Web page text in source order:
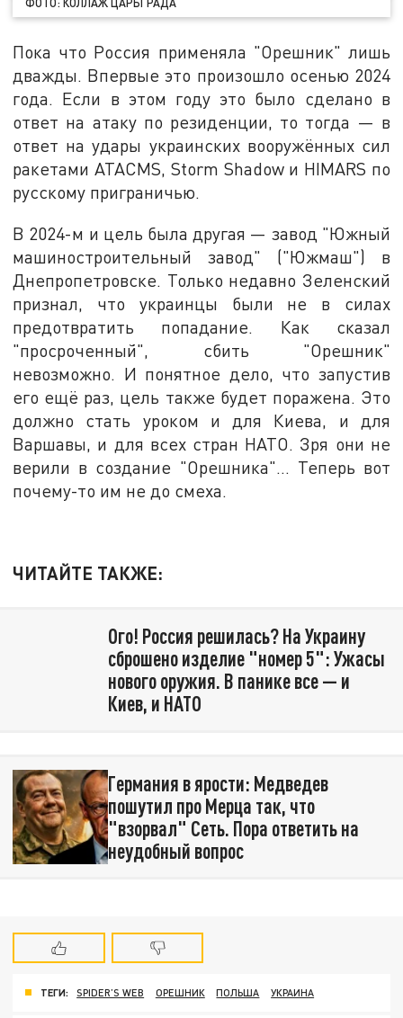
Пока что Россия применяла "Орешник" лишь
дважды. Впервые это произошло осенью 2024
года. Если в этом году это было сделано в
ответ на атаку по резиденции, то тогда — в
ответ на удары украинских вооружённых сил
ракетами ATACMS, Storm Shadow и HIMARS по
русскому приграничью.
В 2024-м и цель была другая — завод "Южный
машиностроительный завод" ("Южмаш") в
Днепропетровске. Только недавно Зеленский
признал, что украинцы были не в силах
предотвратить попадание. Как сказал
"просроченный", сбить "Орешник"
невозможно. И понятное дело, что запустив
его ещё раз, цель также будет поражена. Это
должно стать уроком и для Киева, и для
Варшавы, и для всех стран НАТО. Зря они не
верили в создание "Орешника"… Теперь вот
почему-то им не до смеха.
ЧИТАЙТЕ ТАКЖЕ:
Ого! Россия решилась? На Украину
сброшено изделие "номер 5": Ужасы
нового оружия. В панике все — и
Киев, и НАТО
Германия в ярости: Медведев
пошутил про Мерца так, что
"взорвал" Сеть. Пора ответить на
неудобный вопрос
ТЕГИ: SPIDER’S WEB ОРЕШНИК ПОЛЬША УКРАИНА